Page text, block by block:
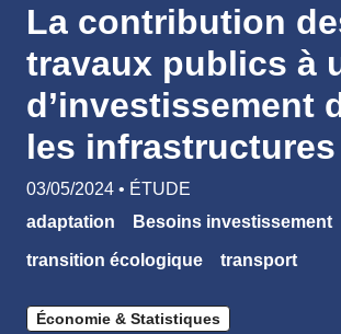
La contribution
travaux publics à
d’investissement
les infrastructures
03/05/2024 • ÉTUDE
adaptation
Besoins investissement
transition écologique transport
Économie & Statistiques